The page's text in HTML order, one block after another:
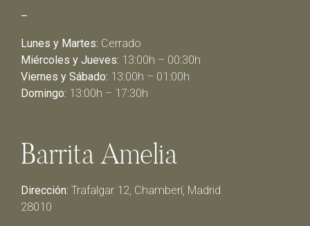
–
Lunes y Martes: Cerrado
Miércoles y Jueves: 13:00h – 00:30h
Viernes y Sábado: 13:00h – 01:00h
Domingo: 13:00h – 17:30h
Barrita Amelia
Dirección: Trafalgar 12, Chamberí, Madrid
28010